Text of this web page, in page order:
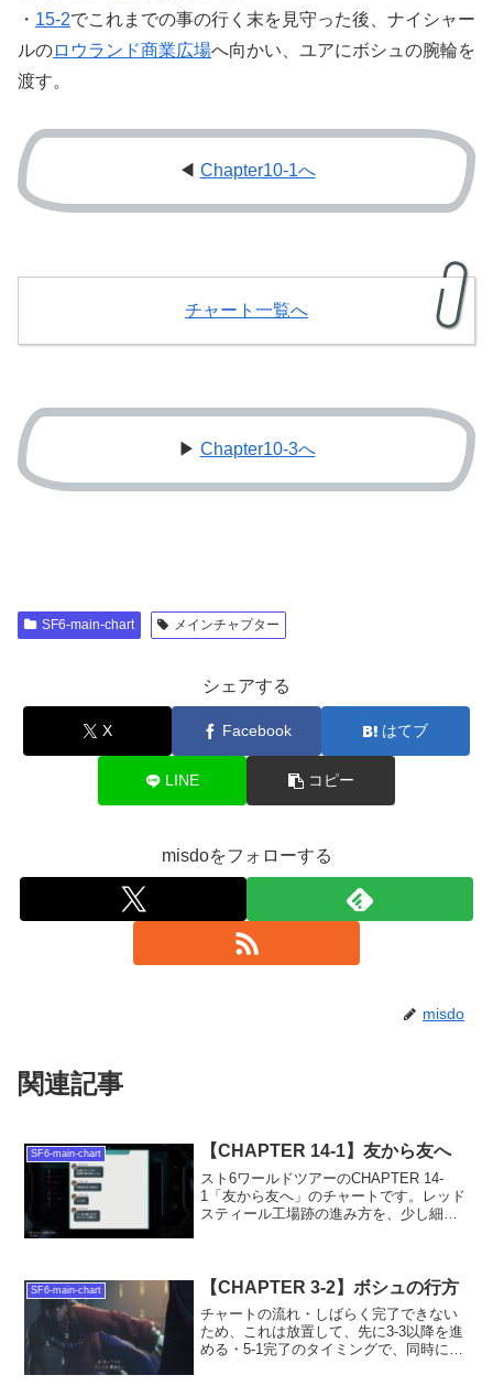
・ 15-2でこれまでの事の行く末を見守った後、ナイシャー
ルのロウランド商業広場へ向かい、ユアにボシュの腕輪を
渡す。
◀ Chapter10-1へ
チャート一覧へ
▶ Chapter10-3へ
SF6-main-chart メインチャプター
シェアする
X Facebook はてブ
LINE コピー
misdoをフォローする
misdo
関連記事
SF6-main-chart 【CHAPTER 14-1】友から友へ
スト6ワールドツアーのCHAPTER 14-
1「友から友へ」のチャートです。レッド
スティール工場跡の進み方を、少し細か
SF6-main-chart 【CHAPTER 3-2】ボシュの行方
チャートの流れ・しばらく完了できない
ため、これは放置して、先に3-3以降を進
める・5-1完了のタイミングで、同時に完